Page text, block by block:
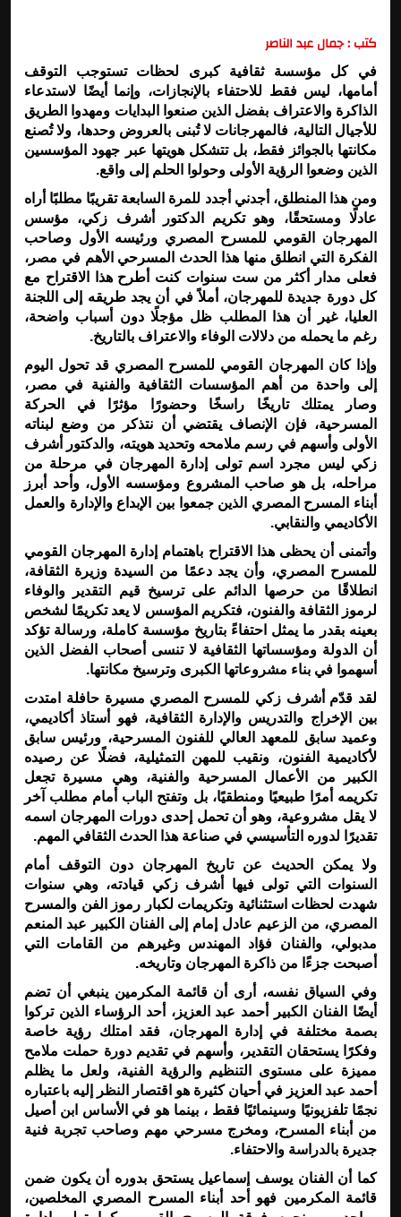
كتب : جمال عبد الناصر
في كل مؤسسة ثقافية كبرى لحظات تستوجب التوقف
أمامها، ليس فقط للاحتفاء بالإنجازات، وإنما أيضًا لاستدعاء
الذاكرة والاعتراف بفضل الذين صنعوا البدايات ومهدوا الطريق
للأجيال التالية، فالمهرجانات لا تُبنى بالعروض وحدها، ولا تُصنع
مكانتها بالجوائز فقط، بل تتشكل هويتها عبر جهود المؤسسين
الذين وضعوا الرؤية الأولى وحولوا الحلم إلى واقع.
ومن هذا المنطلق، أجدني أجدد للمرة السابعة تقريبًا مطلبًا أراه
عادلًا ومستحقًا، وهو تكريم الدكتور أشرف زكي، مؤسس
المهرجان القومي للمسرح المصري ورئيسه الأول وصاحب
الفكرة التي انطلق منها هذا الحدث المسرحي الأهم في مصر،
فعلى مدار أكثر من ست سنوات كنت أطرح هذا الاقتراح مع
كل دورة جديدة للمهرجان، أملاً في أن يجد طريقه إلى اللجنة
العليا، غير أن هذا المطلب ظل مؤجلًا دون أسباب واضحة،
رغم ما يحمله من دلالات الوفاء والاعتراف بالتاريخ.
وإذا كان المهرجان القومي للمسرح المصري قد تحول اليوم
إلى واحدة من أهم المؤسسات الثقافية والفنية في مصر،
وصار يمتلك تاريخًا راسخًا وحضورًا مؤثرًا في الحركة
المسرحية، فإن الإنصاف يقتضي أن نتذكر من وضع لبناته
الأولى وأسهم في رسم ملامحه وتحديد هويته، والدكتور أشرف
زكي ليس مجرد اسم تولى إدارة المهرجان في مرحلة من
مراحله، بل هو صاحب المشروع ومؤسسه الأول، وأحد أبرز
أبناء المسرح المصري الذين جمعوا بين الإبداع والإدارة والعمل
الأكاديمي والنقابي.
وأتمنى أن يحظى هذا الاقتراح باهتمام إدارة المهرجان القومي
للمسرح المصري، وأن يجد دعمًا من السيدة وزيرة الثقافة،
انطلاقًا من حرصها الدائم على ترسيخ قيم التقدير والوفاء
لرموز الثقافة والفنون، فتكريم المؤسس لا يعد تكريمًا لشخص
بعينه بقدر ما يمثل احتفاءً بتاريخ مؤسسة كاملة، ورسالة تؤكد
أن الدولة ومؤسساتها الثقافية لا تنسى أصحاب الفضل الذين
أسهموا في بناء مشروعاتها الكبرى وترسيخ مكانتها.
لقد قدّم أشرف زكي للمسرح المصري مسيرة حافلة امتدت
بين الإخراج والتدريس والإدارة الثقافية، فهو أستاذ أكاديمي،
وعميد سابق للمعهد العالي للفنون المسرحية، ورئيس سابق
لأكاديمية الفنون، ونقيب للمهن التمثيلية، فضلًا عن رصيده
الكبير من الأعمال المسرحية والفنية، وهي مسيرة تجعل
تكريمه أمرًا طبيعيًا ومنطقيًا، بل وتفتح الباب أمام مطلب آخر
لا يقل مشروعية، وهو أن تحمل إحدى دورات المهرجان اسمه
تقديرًا لدوره التأسيسي في صناعة هذا الحدث الثقافي المهم.
ولا يمكن الحديث عن تاريخ المهرجان دون التوقف أمام
السنوات التي تولى فيها أشرف زكي قيادته، وهي سنوات
شهدت لحظات استثنائية وتكريمات لكبار رموز الفن والمسرح
المصري، من الزعيم عادل إمام إلى الفنان الكبير عبد المنعم
مدبولي، والفنان فؤاد المهندس وغيرهم من القامات التي
أصبحت جزءًا من ذاكرة المهرجان وتاريخه.
وفي السياق نفسه، أرى أن قائمة المكرمين ينبغي أن تضم
أيضًا الفنان الكبير أحمد عبد العزيز، أحد الرؤساء الذين تركوا
بصمة مختلفة في إدارة المهرجان، فقد امتلك رؤية خاصة
وفكرًا يستحقان التقدير، وأسهم في تقديم دورة حملت ملامح
مميزة على مستوى التنظيم والرؤية الفنية، ولعل ما يظلم
أحمد عبد العزيز في أحيان كثيرة هو اقتصار النظر إليه باعتباره
نجمًا تلفزيونيًا وسينمائيًا فقط ، بينما هو في الأساس ابن أصيل
من أبناء المسرح، ومخرج مسرحي مهم وصاحب تجربة فنية
جديرة بالدراسة والاحتفاء.
كما أن الفنان يوسف إسماعيل يستحق بدوره أن يكون ضمن
قائمة المكرمين فهو أحد أبناء المسرح المصري المخلصين،